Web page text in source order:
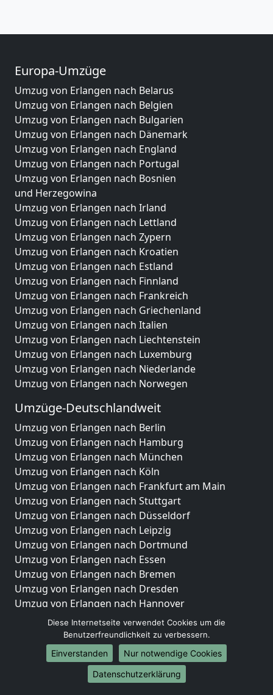
Europa-Umzüge
Umzug von Erlangen nach Belarus
Umzug von Erlangen nach Belgien
Umzug von Erlangen nach Bulgarien
Umzug von Erlangen nach Dänemark
Umzug von Erlangen nach England
Umzug von Erlangen nach Portugal
Umzug von Erlangen nach Bosnien
und Herzegowina
Umzug von Erlangen nach Irland
Umzug von Erlangen nach Lettland
Umzug von Erlangen nach Zypern
Umzug von Erlangen nach Kroatien
Umzug von Erlangen nach Estland
Umzug von Erlangen nach Finnland
Umzug von Erlangen nach Frankreich
Umzug von Erlangen nach Griechenland
Umzug von Erlangen nach Italien
Umzug von Erlangen nach Liechtenstein
Umzug von Erlangen nach Luxemburg
Umzug von Erlangen nach Niederlande
Umzug von Erlangen nach Norwegen
Umzüge-Deutschlandweit
Umzug von Erlangen nach Berlin
Umzug von Erlangen nach Hamburg
Umzug von Erlangen nach München
Umzug von Erlangen nach Köln
Umzug von Erlangen nach Frankfurt am Main
Umzug von Erlangen nach Stuttgart
Umzug von Erlangen nach Düsseldorf
Umzug von Erlangen nach Leipzig
Umzug von Erlangen nach Dortmund
Umzug von Erlangen nach Essen
Umzug von Erlangen nach Bremen
Umzug von Erlangen nach Dresden
Umzug von Erlangen nach Hannover
Umzug von Erlangen nach Nürnberg
Umzug von Erlangen nach Duisburg
Umzug von Erlangen nach Bochum
Umzug von Erlangen nach Wuppertal
Umzug von Erlangen nach Bielefeld
Diese Internetseite verwendet Cookies um die
Benutzerfreundlichkeit zu verbessern.
Einverstanden
Nur notwendige Cookies
Datenschutzerklärung